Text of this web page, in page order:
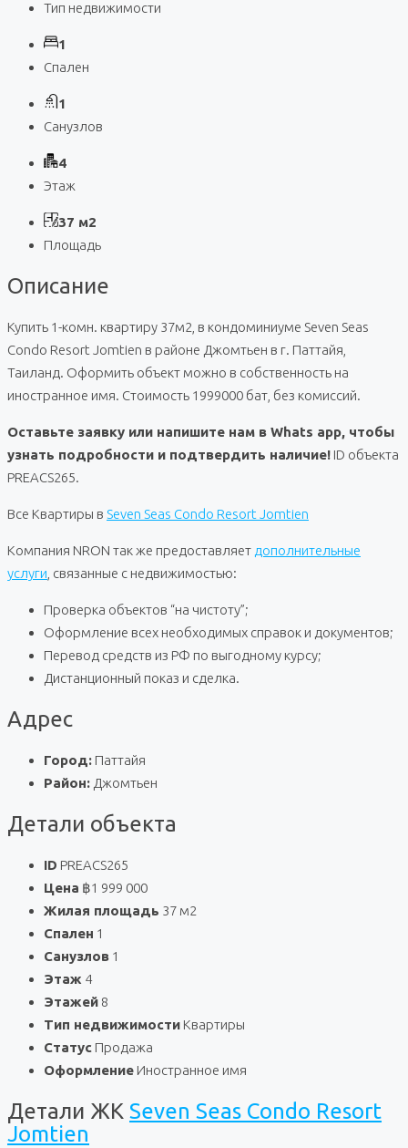
Тип недвижимости
1
Спален
1
Санузлов
4
Этаж
37 м2
Площадь
Описание
Купить 1-комн. квартиру 37м2, в кондоминиуме Seven Seas
Condo Resort Jomtien в районе Джомтьен в г. Паттайя,
Таиланд. Оформить объект можно в собственность на
иностранное имя. Стоимость 1999000 бат, без комиссий.
Оставьте заявку или напишите нам в Whats app, чтобы
узнать подробности и подтвердить наличие! ID объекта
PREACS265.
Все Квартиры в Seven Seas Condo Resort Jomtien
Компания NRON так же предоставляет дополнительные
услуги , связанные с недвижимостью:
Проверка объектов “на чистоту”;
Оформление всех необходимых справок и документов;
Перевод средств из РФ по выгодному курсу;
Дистанционный показ и сделка.
Адрес
Город: Паттайя
Район: Джомтьен
Детали объекта
ID PREACS265
Цена ฿1 999 000
Жилая площадь 37 м2
Спален 1
Санузлов 1
Этаж 4
Этажей 8
Тип недвижимости Квартиры
Статус Продажа
Оформление Иностранное имя
Детали ЖК Seven Seas Condo Resort
Jomtien